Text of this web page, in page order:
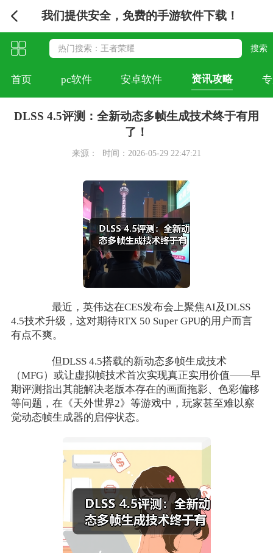
我们提供安全，免费的手游软件下载！
首页 pc软件 安卓软件 资讯攻略
DLSS 4.5评测：全新动态多帧生成技术终于有用
了！
来源： 时间：2026-05-29 22:47:21
最近，英伟达在CES发布会上聚焦AI及DLSS
4.5技术升级，这对期待RTX 50 Super GPU的用户而言
有点不爽。
但DLSS 4.5搭载的新动态多帧生成技术
（MFG）或让虚拟帧技术首次实现真正实用价值——早
期评测指出其能解决老版本存在的画面拖影、色彩偏移
等问题，在《天外世界2》等游戏中，玩家甚至难以察
觉动态帧生成器的启停状态。